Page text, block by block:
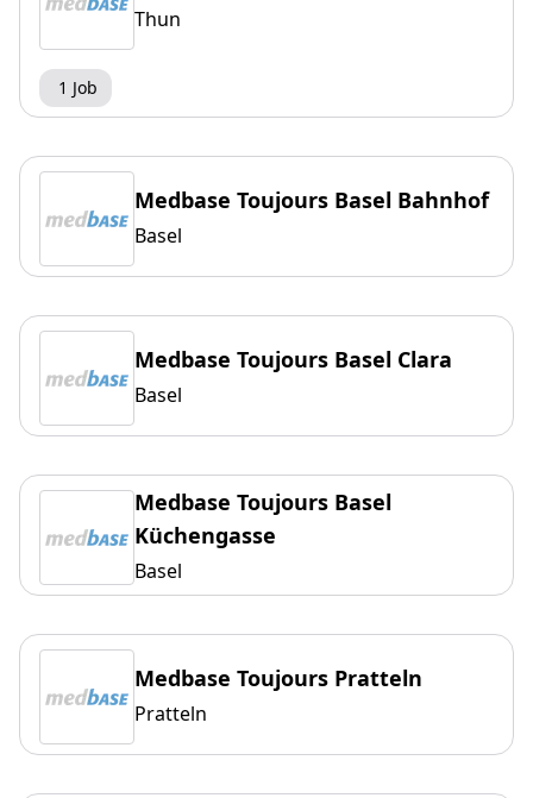
Thun
1 Job
Medbase Toujours Basel Bahnhof
Basel
Medbase Toujours Basel Clara
Basel
Medbase Toujours Basel
Küchengasse
Basel
Medbase Toujours Pratteln
Pratteln